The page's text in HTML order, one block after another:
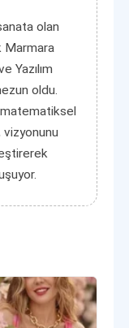
olan
Marmara
Yazılım
oldu.